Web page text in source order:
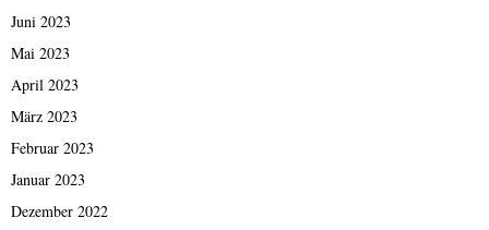
Juni 2023
Mai 2023
April 2023
März 2023
Februar 2023
Januar 2023
Dezember 2022